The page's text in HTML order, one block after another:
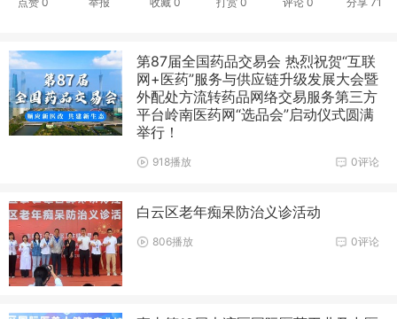
第87届全国药品交易会 热烈祝贺“互联
网+医药”服务与供应链升级发展大会暨
外配处方流转药品网络交易服务第三方
平台岭南医药网“选品会”启动仪式圆满
举行！
0评论
918播放
白云区老年痴呆防治义诊活动
0评论
806播放